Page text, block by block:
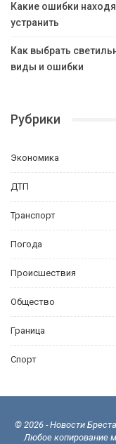
Какие ошибки
устранить
Как выбрать
виды и ошибки
Рубрики
Экономика
ДТП
Транспорт
Погода
Происшествия
Общество
Граница
Спорт
© 2026 - Новости
Любое копирование